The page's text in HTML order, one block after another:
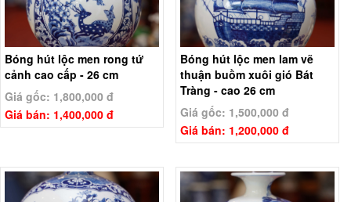
Bóng hút lộc men rong tứ
cảnh cao cấp - 26 cm
Giá gốc: 1,800,000 đ
Giá bán: 1,400,000 đ
Bóng hút lộc men lam vẽ
thuận buồm xuôi gió Bát
Tràng - cao 26 cm
Giá gốc: 1,500,000 đ
Giá bán: 1,200,000 đ